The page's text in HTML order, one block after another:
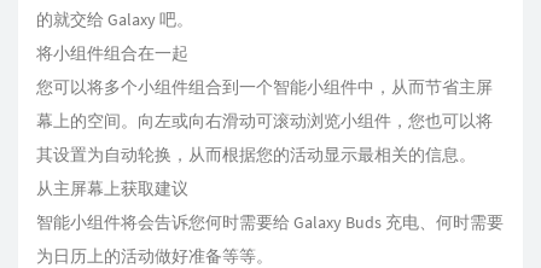
的就交给 Galaxy 吧。
将小组件组合在一起
您可以将多个小组件组合到一个智能小组件中，从而节省主屏
幕上的空间。向左或向右滑动可滚动浏览小组件，您也可以将
其设置为自动轮换，从而根据您的活动显示最相关的信息。
从主屏幕上获取建议
智能小组件将会告诉您何时需要给 Galaxy Buds 充电、何时需要
为日历上的活动做好准备等等。